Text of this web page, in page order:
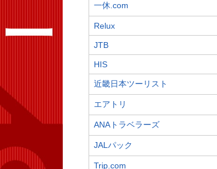
一休.com
Relux
JTB
HIS
近畿日本ツーリスト
エアトリ
ANAトラベラーズ
JALパック
Trip.com